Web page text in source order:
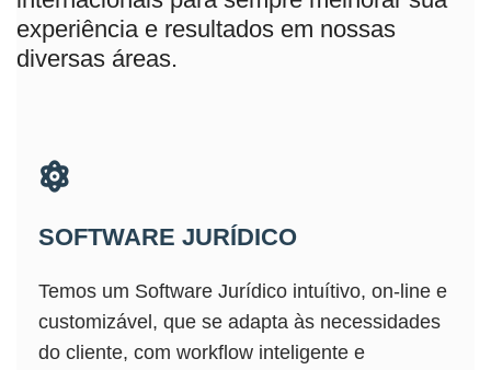
experiência e resultados em nossas
diversas áreas.
SOFTWARE JURÍDICO
Temos um Software Jurídico intuítivo, on-line e
customizável, que se adapta às necessidades
do cliente, com workflow inteligente e